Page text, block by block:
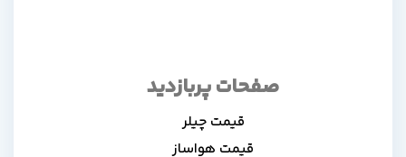
صفحات پربازدید
قیمت چیلر
قیمت هواساز